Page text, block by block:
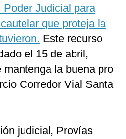
Judicial para
que proteja la
Este recurso
el 15 de abril,
mantenga la buena pro
Corredor Vial Santa
judicial, Provías